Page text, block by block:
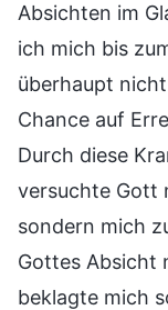
Absichten im
ich mich bis
überhaupt
Chance auf
Durch diese
versuchte Gott
sondern mich
Gottes Absicht
beklagte mich